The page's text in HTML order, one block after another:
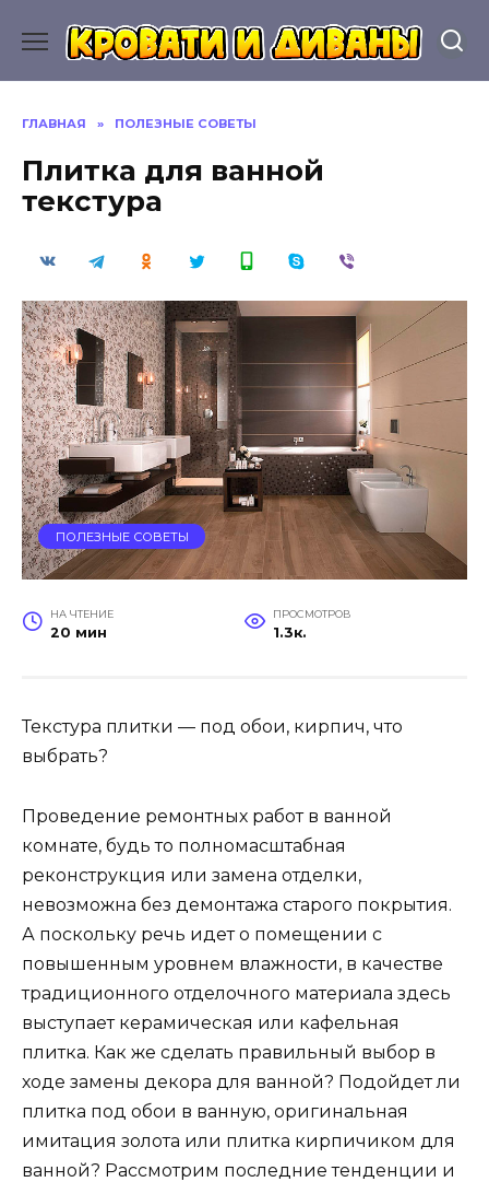
содержанию
ГЛАВНАЯ » ПОЛЕЗНЫЕ СОВЕТЫ
Плитка для ванной
текстура
ПОЛЕЗНЫЕ СОВЕТЫ
НА ЧТЕНИЕ
20 мин
ПРОСМОТРОВ
1.3к.
Текстура плитки — под обои, кирпич, что
выбрать?
Проведение ремонтных работ в ванной
комнате, будь то полномасштабная
реконструкция или замена отделки,
невозможна без демонтажа старого покрытия.
А поскольку речь идет о помещении с
повышенным уровнем влажности, в качестве
традиционного отделочного материала здесь
выступает керамическая или кафельная
плитка. Как же сделать правильный выбор в
ходе замены декора для ванной? Подойдет ли
плитка под обои в ванную, оригинальная
имитация золота или плитка кирпичиком для
ванной? Рассмотрим последние тенденции и